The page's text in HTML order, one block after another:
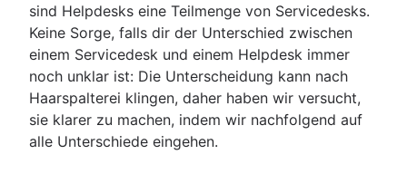
sind Helpdesks eine Teilmenge von Servicedesks.
Keine Sorge, falls dir der Unterschied zwischen
einem Servicedesk und einem Helpdesk immer
noch unklar ist: Die Unterscheidung kann nach
Haarspalterei klingen, daher haben wir versucht,
sie klarer zu machen, indem wir nachfolgend auf
alle Unterschiede eingehen.